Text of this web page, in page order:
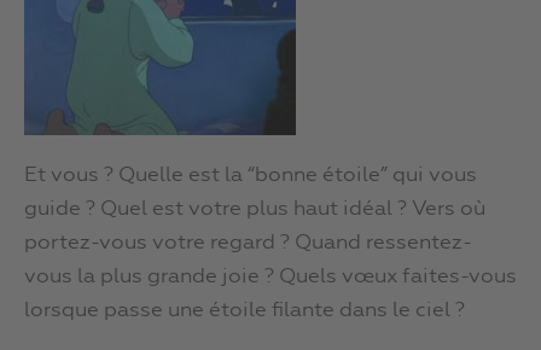
Et vous ? Quelle est la “bonne étoile” qui vous
guide ? Quel est votre plus haut idéal ? Vers où
portez-vous votre regard ? Quand ressentez-
vous la plus grande joie ? Quels vœux faites-vous
lorsque passe une étoile filante dans le ciel ?